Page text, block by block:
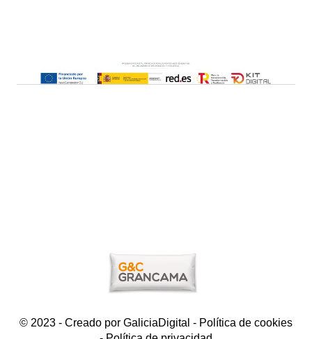
© 2023 - Creado por GaliciaDigital - Política de cookies